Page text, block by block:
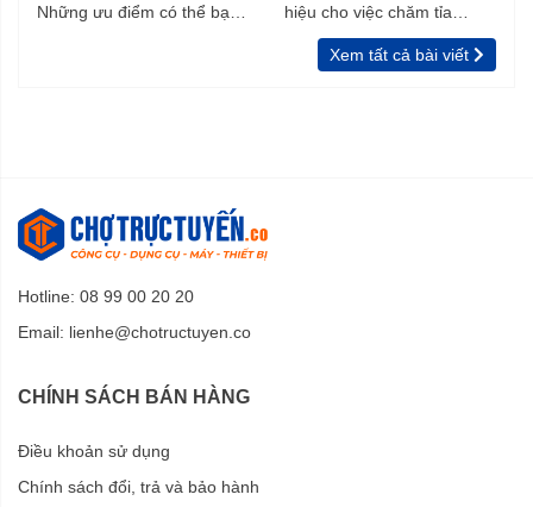
Những ưu điểm có thể bạn
hiệu cho việc chăm tỉa
vườn, rào
Xem tất cả bài viết
Hotline: 08 99 00 20 20
Email: lienhe@chotructuyen.co
CHÍNH SÁCH BÁN HÀNG
Điều khoản sử dụng
Chính sách đổi, trả và bảo hành